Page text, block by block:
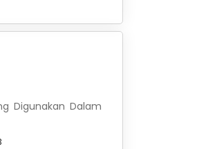
Digunakan Dalam